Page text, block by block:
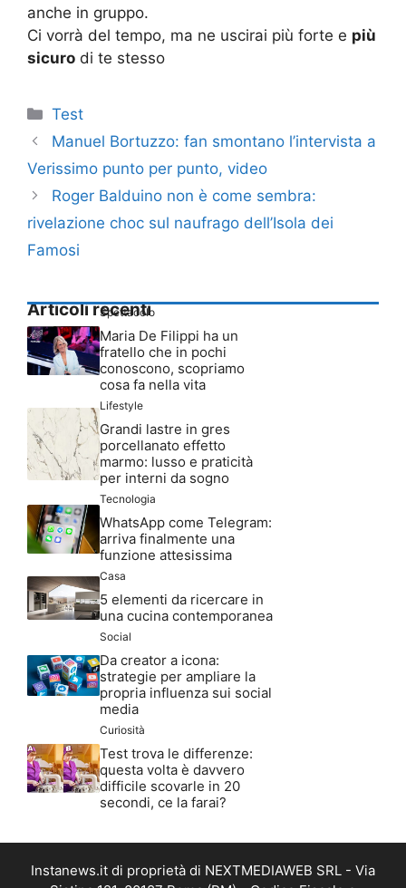
anche in gruppo.
Ci vorrà del tempo, ma ne uscirai più forte e più
sicuro di te stesso
Categorie
Test
Manuel Bortuzzo: fan smontano l’intervista a
Verissimo punto per punto, video
Roger Balduino non è come sembra:
rivelazione choc sul naufrago dell’Isola dei
Famosi
Articoli recenti
Spettacolo
Maria De Filippi ha un
fratello che in pochi
conoscono, scopriamo
cosa fa nella vita
Lifestyle
Grandi lastre in gres
porcellanato effetto
marmo: lusso e praticità
per interni da sogno
Tecnologia
WhatsApp come Telegram:
arriva finalmente una
funzione attesissima
Casa
5 elementi da ricercare in
una cucina contemporanea
Social
Da creator a icona:
strategie per ampliare la
propria influenza sui social
media
Curiosità
Test trova le differenze:
questa volta è davvero
difficile scovarle in 20
secondi, ce la farai?
Instanews.it di proprietà di NEXTMEDIAWEB SRL - Via